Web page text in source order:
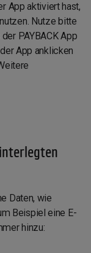
App aktiviert hast,
Nutze bitte
PAYBACK App
App anklicken
Daten, wie
Beispiel eine E-
hinzu: